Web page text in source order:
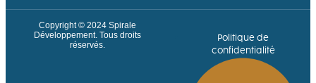
Copyright © 2024 Spirale
Développement. Tous droits
réservés.
Politique de
confidentialité